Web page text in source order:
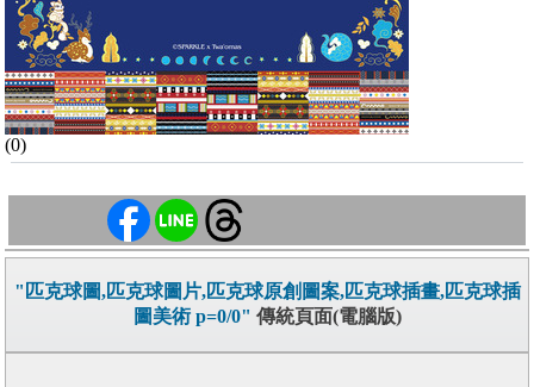
(0)
"匹克球圖,匹克球圖片,匹克球原創圖案,匹克球插畫,匹克球插
圖美術 p=0/0" 傳統頁面(電腦版)